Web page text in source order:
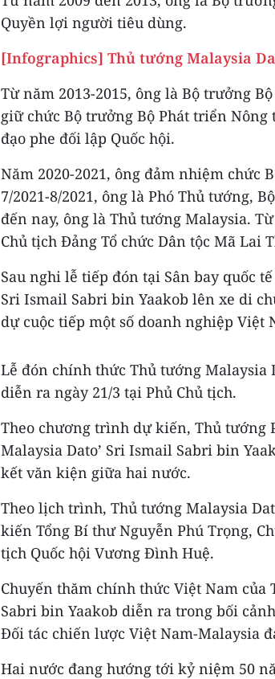
Quyền lợi người tiêu dùng.
[Infographics] Thủ tướng Malaysia
Từ năm 2013-2015, ông là Bộ trưởng
giữ chức Bộ trưởng Bộ Phát triển Nông
đạo phe đối lập Quốc hội.
Năm 2020-2021, ông đảm nhiệm chức
7/2021-8/2021, ông là Phó Thủ tướng,
đến nay, ông là Thủ tướng Malaysia.
Chủ tịch Đảng Tổ chức Dân tộc Mã Lai
Sau nghi lễ tiếp đón tại Sân bay quốc
Sri Ismail Sabri bin Yaakob lên xe di
dự cuộc tiếp một số doanh nghiệp Việt
Lễ đón chính thức Thủ tướng Malaysia
diễn ra ngày 21/3 tại Phủ Chủ tịch.
Theo chương trình dự kiến, Thủ tướng
Malaysia Dato’ Sri Ismail Sabri bin
kết văn kiện giữa hai nước.
Theo lịch trình, Thủ tướng Malaysia
kiến Tổng Bí thư Nguyễn Phú Trọng,
tịch Quốc hội Vương Đình Huệ.
Chuyến thăm chính thức Việt Nam của
Sabri bin Yaakob diễn ra trong bối
Đối tác chiến lược Việt Nam-Malaysia
Hai nước đang hướng tới kỷ niệm 50